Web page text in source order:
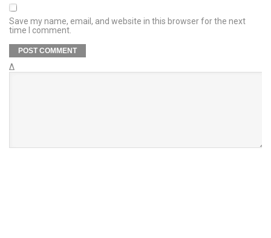
Save my name, email, and website in this browser for the next
time I comment.
Δ